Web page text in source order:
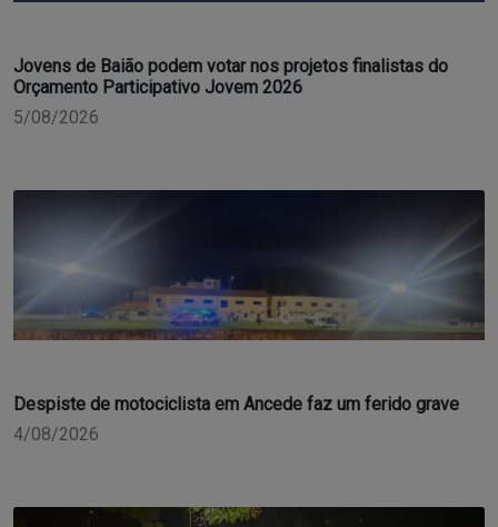
Jovens de Baião podem votar nos projetos finalistas do
Orçamento Participativo Jovem 2026
5/08/2026
Despiste de motociclista em Ancede faz um ferido grave
4/08/2026